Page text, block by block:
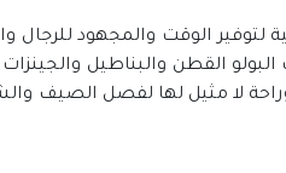
الوقت والمجهود للرجال
البولو القطن والبناطيل
لا مثيل لها لفصل الصيف